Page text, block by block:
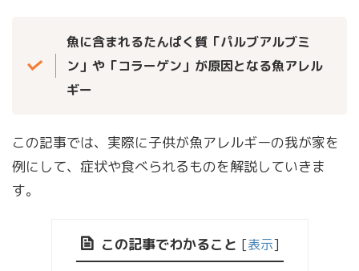
魚に含まれるたんぱく質「パルブアルブミ
ン」や「コラーゲン」が原因となる魚アレル
ギー
この記事では、実際に子供が魚アレルギーの我が家を
例にして、症状や食べられるものを解説していきま
す。
この記事でわかること [表示]